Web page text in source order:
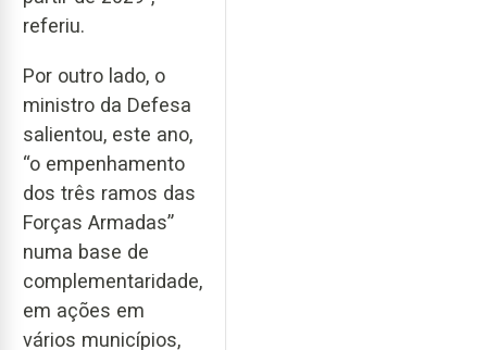
referiu.
Por outro lado, o
ministro da Defesa
salientou, este ano,
“o empenhamento
dos três ramos das
Forças Armadas”
numa base de
complementaridade,
em ações em
vários municípios,